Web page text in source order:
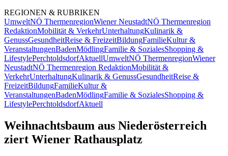
REGIONEN & RUBRIKEN
UmweltNÖ ThermenregionWiener NeustadtNÖ Thermenregion
RedaktionMobilität & VerkehrUnterhaltungKulinarik &
GenussGesundheitReise & FreizeitBildungFamilieKultur &
VeranstaltungenBadenMödlingFamilie & SozialesShopping &
LifestylePerchtoldsdorfAktuellUmweltNÖ ThermenregionWiener
NeustadtNÖ Thermenregion RedaktionMobilität &
VerkehrUnterhaltungKulinarik & GenussGesundheitReise &
FreizeitBildungFamilieKultur &
VeranstaltungenBadenMödlingFamilie & SozialesShopping &
LifestylePerchtoldsdorfAktuell
Weihnachtsbaum aus Niederösterreich
ziert Wiener Rathausplatz